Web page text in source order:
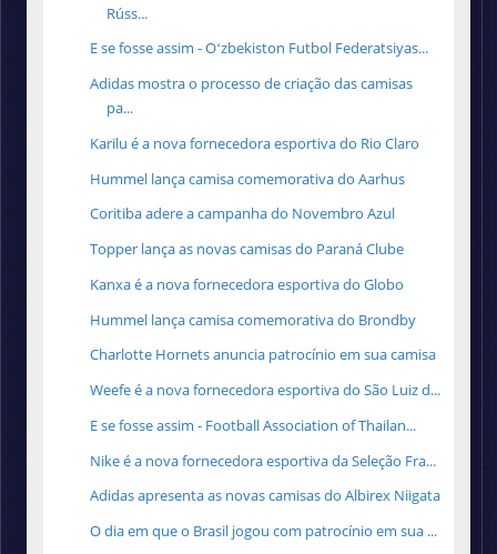
Rúss...
E se fosse assim - Oʻzbekiston Futbol Federatsiyas...
Adidas mostra o processo de criação das camisas
pa...
Karilu é a nova fornecedora esportiva do Rio Claro
Hummel lança camisa comemorativa do Aarhus
Coritiba adere a campanha do Novembro Azul
Topper lança as novas camisas do Paraná Clube
Kanxa é a nova fornecedora esportiva do Globo
Hummel lança camisa comemorativa do Brondby
Charlotte Hornets anuncia patrocínio em sua camisa
Weefe é a nova fornecedora esportiva do São Luiz d...
E se fosse assim - Football Association of Thailan...
Nike é a nova fornecedora esportiva da Seleção Fra...
Adidas apresenta as novas camisas do Albirex Niigata
O dia em que o Brasil jogou com patrocínio em sua ...